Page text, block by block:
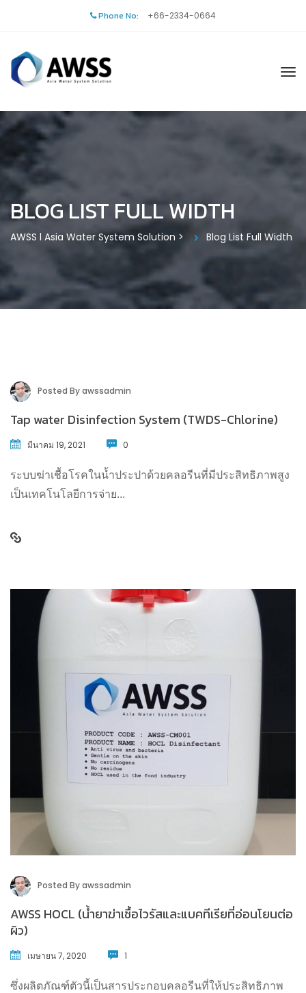
Phone No: +66-2334-0664
BLOG LIST FULL WIDTH
AWSS l Asia Water System Solution > Blog List Full Width
Posted Byawssadmin
Tap water Disinfection System (TWDS-Chlorine)
มีนาคม 19, 2021 0
ระบบฆ่าเชื้อโรคในน้ำประปาด้วยคลอรีนที่มีประสิทธิภาพสูง
เป็นเทคโนโลยีการจ่าย...
Posted Byawssadmin
AWSS HOCL (น้ำยาฆ่าเชื้อไวรัสและแบคทีเรียที่อ่อนโยนต่อ
ผิว)
เมษายน 7, 2020 1
ซึ่งผลิตภัณฑ์ตัวนี้เป็นสารประกอบคลอรีนที่ให้ประสิทธิภาพ